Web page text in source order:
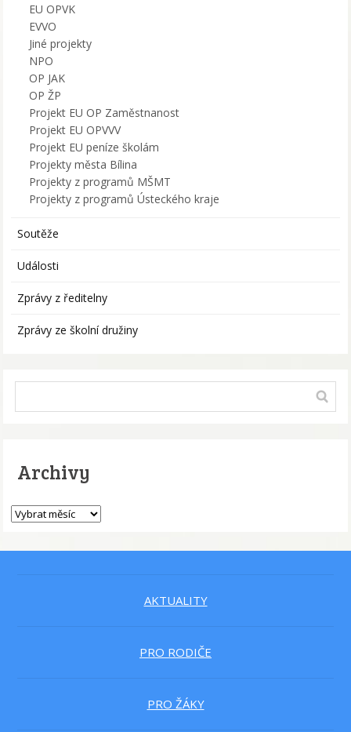
EU OPVK
EVVO
Jiné projekty
NPO
OP JAK
OP ŽP
Projekt EU OP Zaměstnanost
Projekt EU OPVVV
Projekt EU peníze školám
Projekty města Bílina
Projekty z programů MŠMT
Projekty z programů Ústeckého kraje
Soutěže
Události
Zprávy z ředitelny
Zprávy ze školní družiny
Archivy
AKTUALITY
PRO RODIČE
PRO ŽÁKY